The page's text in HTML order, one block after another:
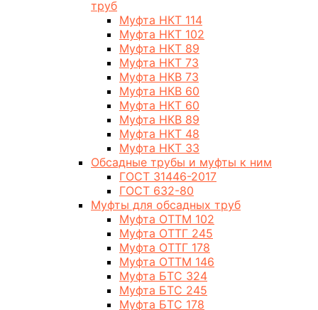
труб
Муфта НКТ 114
Муфта НКТ 102
Муфта НКТ 89
Муфта НКТ 73
Муфта НКВ 73
Муфта НКВ 60
Муфта НКТ 60
Муфта НКВ 89
Муфта НКТ 48
Муфта НКТ 33
Обсадные трубы и муфты к ним
ГОСТ 31446-2017
ГОСТ 632-80
Муфты для обсадных труб
Муфта ОТТМ 102
Муфта ОТТГ 245
Муфта ОТТГ 178
Муфта ОТТМ 146
Муфта БТС 324
Муфта БТС 245
Муфта БТС 178